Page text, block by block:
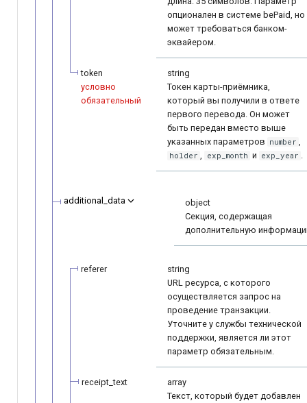
опционален в системе bePaid, но
может требоваться банком-
эквайером.
token
условно
обязательный
string
Токен карты-приёмника,
который вы получили в ответе
первого перевода. Он может
быть передан вместо выше
указанных параметров number
holder exp_month и exp_year
additional_data
object
Секция, содержащая
дополнительную
referer
string
URL ресурса, с которого
осуществляется запрос на
проведение транзакции.
Уточните у службы технической
поддержки, является ли этот
параметр обязательным.
receipt_text
array
Текст, который будет добавлен